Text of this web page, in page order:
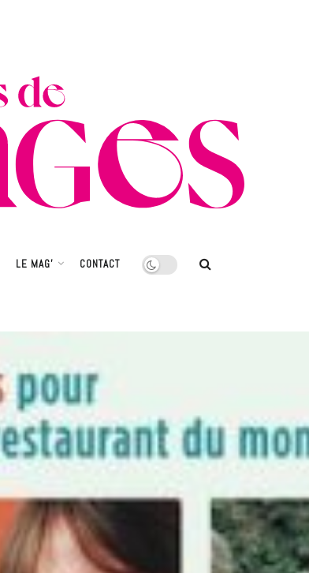
LE MAG’ CONTACT